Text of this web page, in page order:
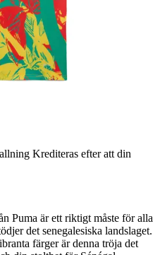
Krediteras efter att din
Puma är ett riktigt måste för alla
det senegalesiska landslaget.
färger är denna tröja det